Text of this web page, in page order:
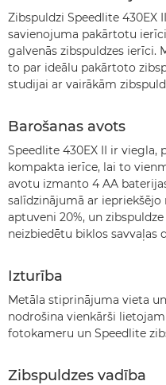
Zibspuldzi Speedlite 430EX
savienojuma pakārtotu
galvenās zibspuldzes ierīci.
to par ideālu pakārtoto
studijai ar vairākām
Barošanas avots
Speedlite 430EX II ir
kompakta ierīce, lai to
avotu izmanto 4 AA
salīdzinājumā ar
aptuveni 20%, un
neizbiedētu biklos savvaļas
Izturība
Metāla stiprinājuma vieta
nodrošina vienkārši
fotokameru un Speedlite
Zibspuldzes vadība